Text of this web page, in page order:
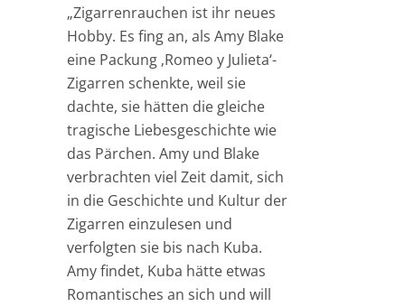
„Zigarrenrauchen ist ihr neues
Hobby. Es fing an, als Amy Blake
eine Packung ‚Romeo y Julieta‘-
Zigarren schenkte, weil sie
dachte, sie hätten die gleiche
tragische Liebesgeschichte wie
das Pärchen. Amy und Blake
verbrachten viel Zeit damit, sich
in die Geschichte und Kultur der
Zigarren einzulesen und
verfolgten sie bis nach Kuba.
Amy findet, Kuba hätte etwas
Romantisches an sich und will